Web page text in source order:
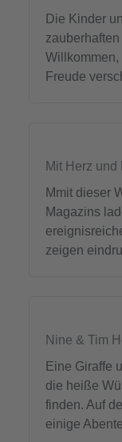
Die Kinder
Willkommen,
Freude
Mit Herz und
Mmit dieser
Magazins
zeigen
Nine & Tim
Eine Giraffe
die heiße
finden. Auf
einige